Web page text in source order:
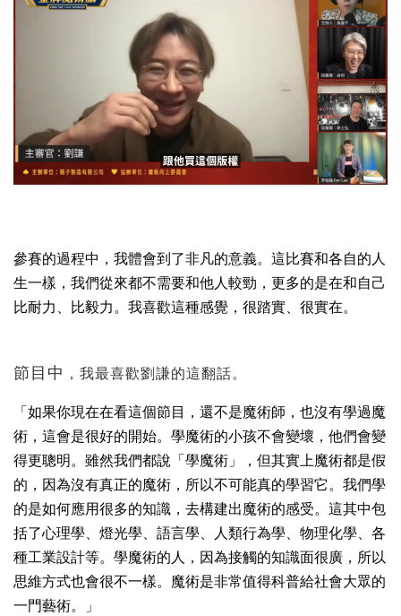
參賽的過程中，我體會到了非凡的意義。這比賽和各自的人
生一樣，我們從來都不需要和他人較勁，更多的是在和自己
比耐力、比毅力。我喜歡這種感覺，很踏實、很實在。
節目中 ，我最喜歡劉謙的這翻話。
「如果你現在在看這個節目，還不是魔術師，也沒有學過魔
術，這會是很好的開始。學魔術的小孩不會變壞，他們會變
得更聰明。雖然我們都說「學魔術」，但其實上魔術都是假
的，因為沒有真正的魔術，所以不可能真的學習它。我們學
的是如何應用很多的知識，去構建出魔術的感受。這其中包
括了心理學、燈光學、語言學、人類行為學、物理化學、各
種工業設計等。學魔術的人，因為接觸的知識面很廣，所以
思維方式也會很不一樣。魔術是非常值得科普給社會大眾的
一門藝術。」